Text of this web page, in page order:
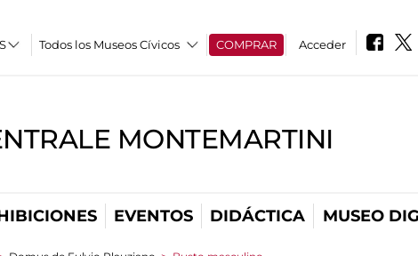
Todos los Museos Cívicos COMPRAR Acceder
MONTEMARTINI
EVENTOS DIDÁCTICA MUSEO